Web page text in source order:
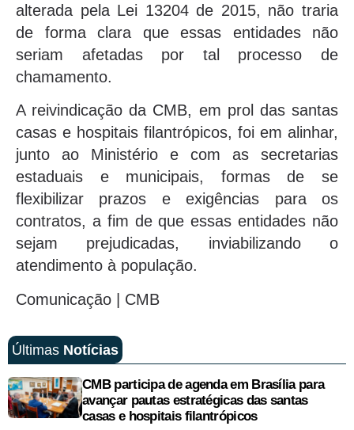
alterada pela Lei 13204 de 2015, não traria
de forma clara que essas entidades não
seriam afetadas por tal processo de
chamamento.
A reivindicação da CMB, em prol das santas
casas e hospitais filantrópicos, foi em alinhar,
junto ao Ministério e com as secretarias
estaduais e municipais, formas de se
flexibilizar prazos e exigências para os
contratos, a fim de que essas entidades não
sejam prejudicadas, inviabilizando o
atendimento à população.
Comunicação | CMB
Últimas Notícias
CMB participa de agenda em Brasília para
avançar pautas estratégicas das santas
casas e hospitais filantrópicos